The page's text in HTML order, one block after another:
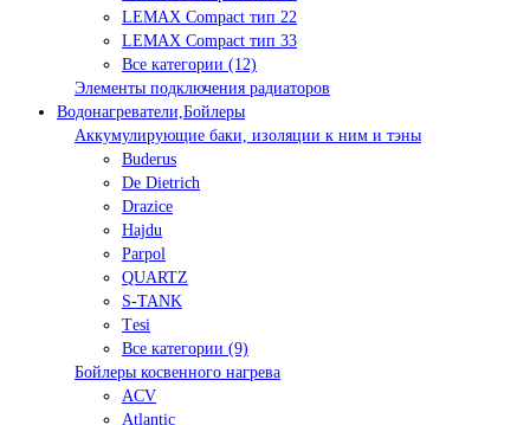
LEMAX Compact тип 22
LEMAX Compact тип 33
Все категории (12)
Элементы подключения радиаторов
Водонагреватели,Бойлеры
Аккумулирующие баки, изоляции к ним и тэны
Buderus
De Dietrich
Drazice
Hajdu
Parpol
QUARTZ
S-TANK
Tеsi
Все категории (9)
Бойлеры косвенного нагрева
ACV
Atlantic